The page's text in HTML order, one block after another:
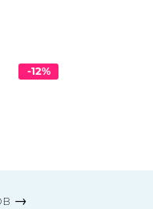
-12%
→